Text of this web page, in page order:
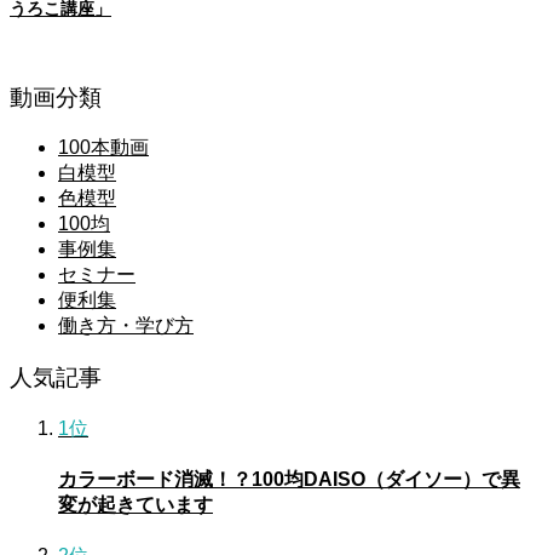
うろこ講座」
動画分類
100本動画
白模型
色模型
100均
事例集
セミナー
便利集
働き方・学び方
人気記事
1位
カラーボード消滅！？100均DAISO（ダイソー）で異
変が起きています